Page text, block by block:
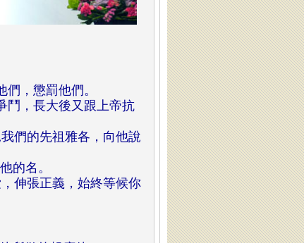
，懲罰他們。
鬥，長大後又跟上帝抗
們的先祖雅各，向他說
的名。
伸張正義，始終等候你